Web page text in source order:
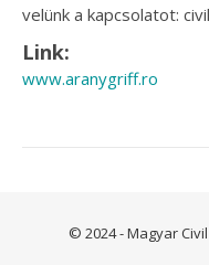
velünk a kapcsolatot:
Link:
www.aranygriff.ro
© 2024 - Magyar